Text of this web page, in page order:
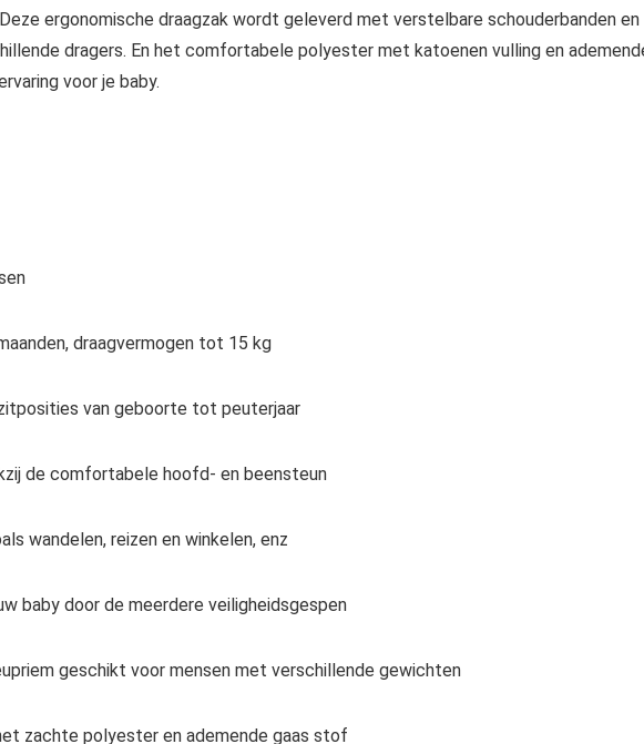
Deze ergonomische draagzak wordt geleverd met verstelbare schouderbanden en
dragers. En het comfortabele polyester met katoenen vulling en
voor je baby.
draagvermogen tot 15 kg
van geboorte tot peuterjaar
de comfortabele hoofd- en beensteun
wandelen, reizen en winkelen, enz
baby door de meerdere veiligheidsgespen
geschikt voor mensen met verschillende gewichten
zachte polyester en ademende gaas stof